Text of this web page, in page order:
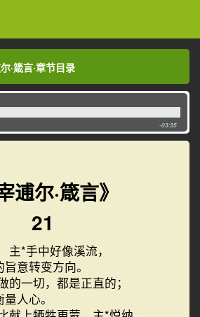
逋尔·箴言·章节目录
·箴言·章节目录
-03:34
逋尔·箴言》
21
*手中好像溪流，
意转变方向。
的一切，都是正直的；
人心。